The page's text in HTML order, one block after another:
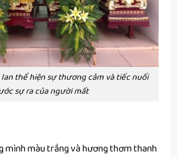
thể hiện sự thương cảm và tiếc nuối
sự ra của người mất
mình màu trắng và hương thơm thanh